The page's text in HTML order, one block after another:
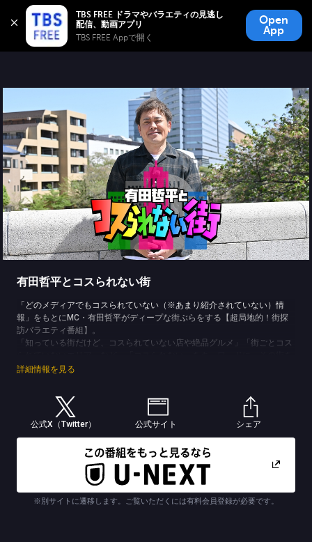
TBS FREE ドラマやバラエティの見逃し
TBS FREE Appで開く
Open
App
TBS FREE
無料見逃し配信
有田哲平とコスられない街
「どのメディアでもコスられていない（※あまり紹介されていない）情
報」をもとにMC・有田哲平がディープな街ぶらをする【超局地的！街探
訪バラエティ番組】。
「知っている街だけど、コスられていない店や絶品グルメ」「街ごとコス
知り尽くした案内人と一緒に有田が街ぶら。笑えてタメになる知られざる
詳細情報を見る
公式X（Twitter） 公式サイト シェア
※別サイトに遷移します。ご覧いただくには有料会員登録が必要です。